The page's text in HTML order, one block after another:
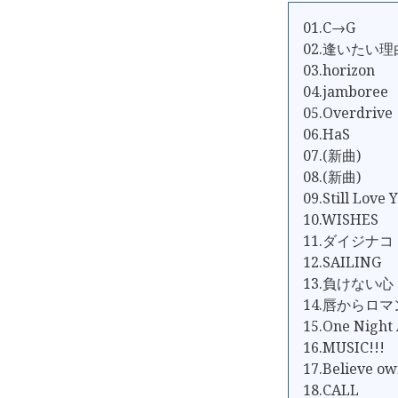
01.C→G
02.逢いたい理
03.horizon
04.jamboree
05.Overdrive
06.HaS
07.(新曲)
08.(新曲)
09.Still Love
10.WISHES
11.ダイジナコ
12.SAILING
13.負けない心
14.唇からロマ
15.One
16.MUSIC!!!
17.Believe
18.CALL